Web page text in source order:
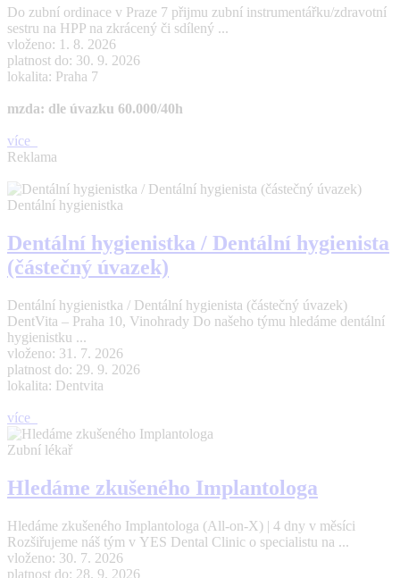
Do zubní ordinace v Praze 7 přijmu zubní instrumentářku/zdravotní
sestru na HPP na zkrácený či sdílený ...
vloženo: 1. 8. 2026
platnost do: 30. 9. 2026
lokalita: Praha 7
mzda: dle úvazku 60.000/40h
více
Reklama
Dentální hygienistka
Dentální hygienistka / Dentální hygienista
(částečný úvazek)
Dentální hygienistka / Dentální hygienista (částečný úvazek)
DentVita – Praha 10, Vinohrady Do našeho týmu hledáme dentální
hygienistku ...
vloženo: 31. 7. 2026
platnost do: 29. 9. 2026
lokalita: Dentvita
více
Zubní lékař
Hledáme zkušeného Implantologa
Hledáme zkušeného Implantologa (All-on-X) | 4 dny v měsíci
Rozšiřujeme náš tým v YES Dental Clinic o specialistu na ...
vloženo: 30. 7. 2026
platnost do: 28. 9. 2026